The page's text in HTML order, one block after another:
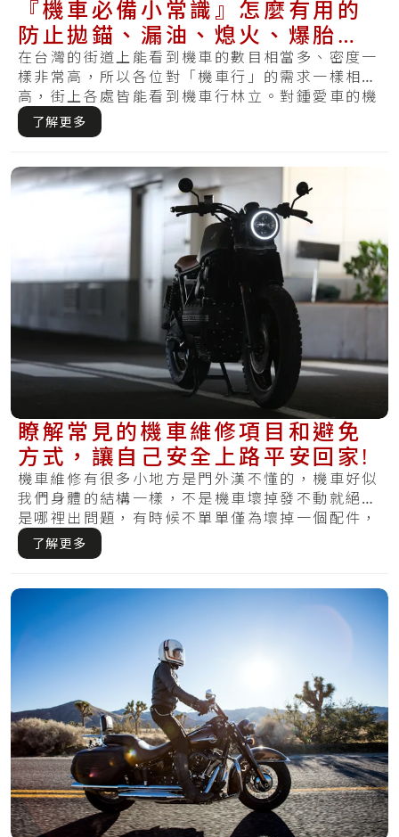
『機車必備小常識』怎麼有用的
防止拋錨、漏油、熄火、爆胎再
一次發生？
在台灣的街道上能看到機車的數目相當多、密度一
樣非常高，所以各位對「機車行」的需求一樣相當
高，街上各處皆能看到機車行林立。對鍾愛車的機
車族.....
了解更多
瞭解常見的機車維修項目和避免
方式，讓自己安全上路平安回家!
機車維修有很多小地方是門外漢不懂的，機車好似
我們身體的結構一樣，不是機車壞掉發不動就絕對
是哪裡出問題，有時候不單單僅為壞掉一個配件，
反而.....
了解更多